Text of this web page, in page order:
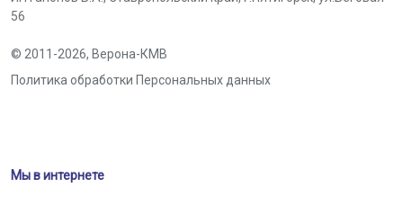
56
© 2011-2026, Верона-КМВ
Политика обработки Персональных данных
Мы в интернете